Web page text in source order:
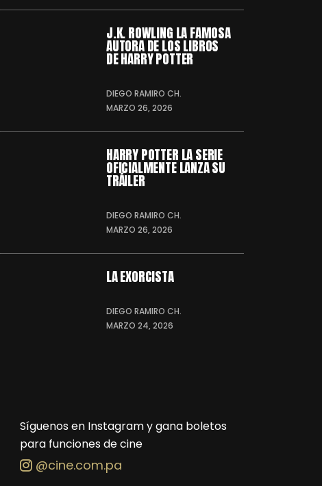
J.K. ROWLING LA FAMOSA
AUTORA DE LOS LIBROS
DE HARRY POTTER
DIEGO RAMIRO CH.
MARZO 26, 2026
HARRY POTTER LA SERIE
OFICIALMENTE LANZA SU
TRÁILER
DIEGO RAMIRO CH.
MARZO 26, 2026
LA EXORCISTA
DIEGO RAMIRO CH.
MARZO 24, 2026
Síguenos en Instagram y gana boletos
para funciones de cine
@cine.com.pa